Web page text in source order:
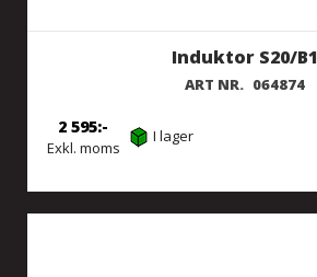
Induktor S20/B1
ART NR. 064874
Exkl. moms
2 595 I lager